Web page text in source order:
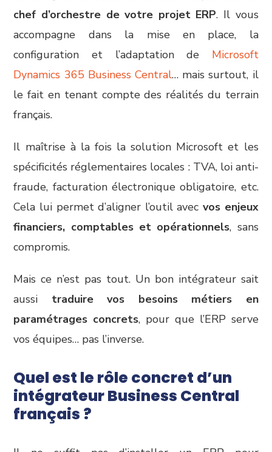
chef d’orchestre de votre projet ERP. Il vous
accompagne dans la mise en place, la
configuration et l’adaptation de Microsoft
Dynamics 365 Business Central… mais surtout, il
le fait en tenant compte des réalités du terrain
français.
Il maîtrise à la fois la solution Microsoft et les
spécificités réglementaires locales : TVA, loi anti-
fraude, facturation électronique obligatoire, etc.
Cela lui permet d’aligner l’outil avecvos enjeux
financiers, comptables et opérationnels, sans
compromis.
Mais ce n’est pas tout. Un bon intégrateur sait
aussi traduire vos besoins métiers en
paramétrages concrets, pour que l’ERP serve
vos équipes… pas l’inverse.
Quel est le rôle concret d’un
intégrateur Business Central
français ?